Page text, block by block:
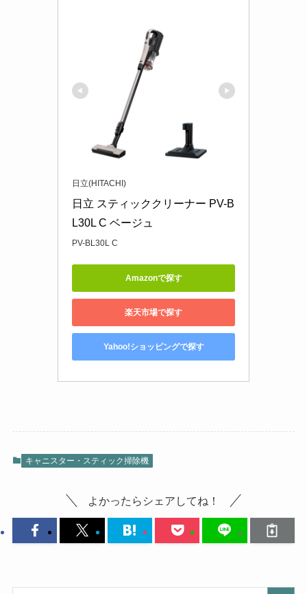
日立(HITACHI)
日立 スティッククリーナー PV-B
L30L C ベージュ
PV-BL30L C
Amazonで探す
楽天市場で探す
Yahoo!ショッピングで探す
キャニスター・スティック掃除機
よかったらシェアしてね！